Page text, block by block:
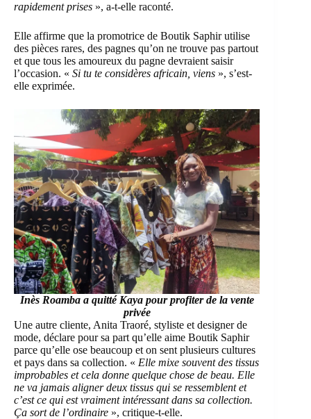
rapidement prises », a-t-elle raconté.
Elle affirme que la promotrice de Boutik Saphir utilise
des pièces rares, des pagnes qu’on ne trouve pas partout
et que tous les amoureux du pagne devraient saisir
l’occasion. « Si tu te considères africain, viens », s’est-
elle exprimée.
Inès Roamba a quitté Kaya pour profiter de la vente
privée
Une autre cliente, Anita Traoré, styliste et designer de
mode, déclare pour sa part qu’elle aime Boutik Saphir
parce qu’elle ose beaucoup et on sent plusieurs cultures
et pays dans sa collection. « Elle mixe souvent des tissus
improbables et cela donne quelque chose de beau. Elle
ne va jamais aligner deux tissus qui se ressemblent et
c’est ce qui est vraiment intéressant dans sa collection.
Ça sort de l’ordinaire », critique-t-elle.